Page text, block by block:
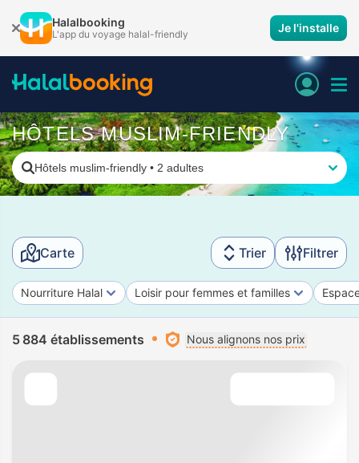
Halalbooking
L'app du voyage halal-friendly Je l'installe
HÔTELS MUSLIM-FRIENDLY
Hôtels muslim-friendly • 2 adultes
Carte Trier Filtrer
Nourriture Halal Loisir pour femmes et familles
5 884 établissements Nous alignons nos prix